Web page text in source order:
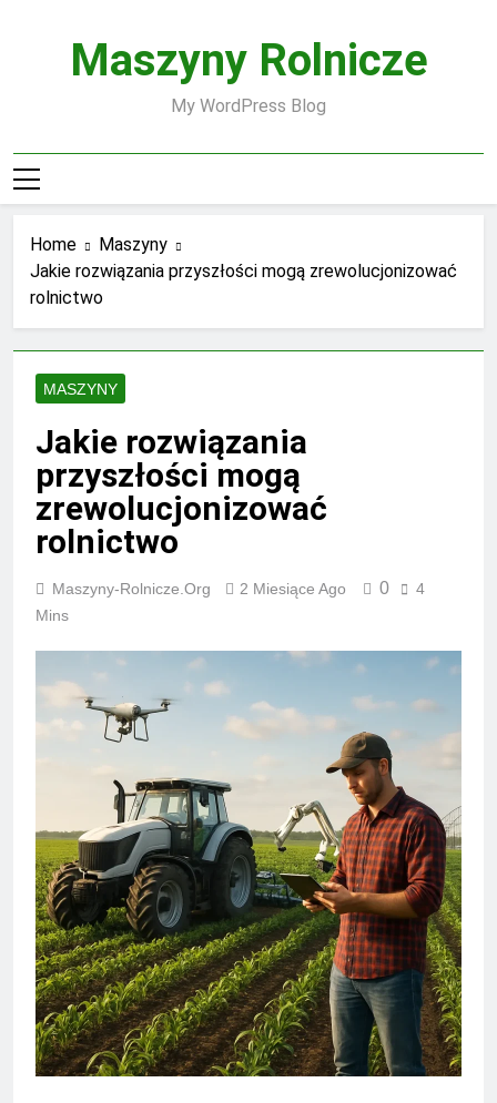
Maszyny Rolnicze
My WordPress Blog
Home
Maszyny
Jakie rozwiązania przyszłości mogą zrewolucjonizować
rolnictwo
MASZYNY
Jakie rozwiązania
przyszłości mogą
zrewolucjonizować
rolnictwo
Maszyny-Rolnicze.org 2 Miesiące Ago 0
4
Mins